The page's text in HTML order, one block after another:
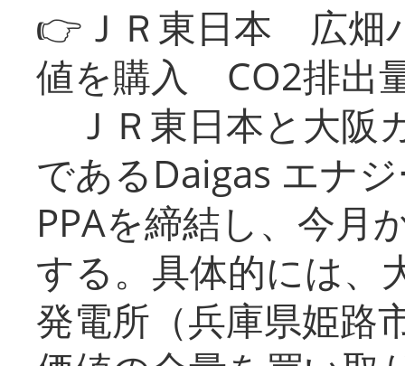
👉ＪＲ東日本 広畑
値を購入 CO2排出
ＪＲ東日本と大阪
であるDaigas エナ
PPAを締結し、今月
する。具体的には、
発電所（兵庫県姫路